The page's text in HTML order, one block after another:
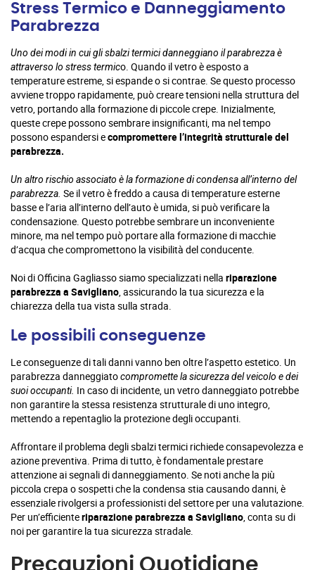
Stress Termico e Danneggiamento
Parabrezza
Uno dei modi in cui gli sbalzi termici danneggiano il parabrezza è
attraverso lo stress termico. Quando il vetro è esposto a
temperature estreme, si espande o si contrae. Se questo processo
avviene troppo rapidamente, può creare tensioni nella struttura del
vetro, portando alla formazione di piccole crepe. Inizialmente,
queste crepe possono sembrare insignificanti, ma nel tempo
possono espandersi ecompromettere l’integrità strutturale del
parabrezza.
Un altro rischio associato è la formazione di condensa all’interno del
parabrezza. Se il vetro è freddo a causa di temperature esterne
basse e l’aria all’interno dell’auto è umida, si può verificare la
condensazione. Questo potrebbe sembrare un inconveniente
minore, ma nel tempo può portare alla formazione di macchie
d’acqua che compromettono la visibilità del conducente.
Noi di Officina Gagliasso siamo specializzati nella riparazione
parabrezza a Savigliano, assicurando la tua sicurezza e la
chiarezza della tua vista sulla strada.
Le possibili conseguenze
Le conseguenze di tali danni vanno ben oltre l’aspetto estetico. Un
parabrezza danneggiatocompromette la sicurezza del veicolo e dei
suoi occupanti. In caso di incidente, un vetro danneggiato potrebbe
non garantire la stessa resistenza strutturale di uno integro,
mettendo a repentaglio la protezione degli occupanti.
Affrontare il problema degli sbalzi termici richiede consapevolezza e
azione preventiva. Prima di tutto, è fondamentale prestare
attenzione ai segnali di danneggiamento. Se noti anche la più
piccola crepa o sospetti che la condensa stia causando danni, è
essenziale rivolgersi a professionisti del settore per una valutazione.
Per un’efficienteriparazione parabrezza a Savigliano, conta su di
noi per garantire la tua sicurezza stradale.
Precauzioni Quotidiane